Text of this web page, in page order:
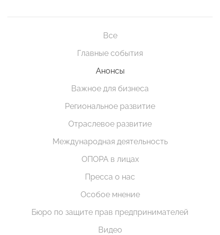
Все
Главные события
Анонсы
Важное для бизнеса
Региональное развитие
Отраслевое развитие
Международная деятельность
ОПОРА в лицах
Пресса о нас
Особое мнение
Бюро по защите прав предпринимателей
Видео